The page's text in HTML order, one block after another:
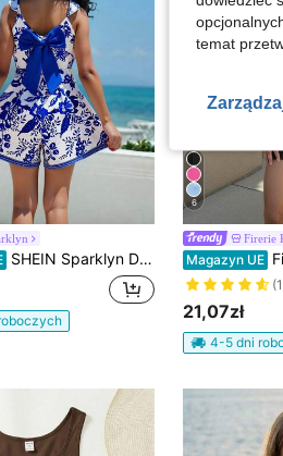
SHEIN Sparklyn Dziewczęcy, swobodny, śliczny kombinezon z bufiastymi rękawami i kokardką, letni
6
Firerie
Magazyn UE Firerie
21,07zł
4-5 dni
temat